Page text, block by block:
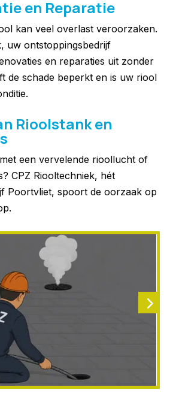
en Reparatie
kan veel overlast veroorzaken.
uw ontstoppingsbedrijf
en reparaties uit zonder
de schade beperkt en is uw riool
Rioolstank en
een vervelende rioollucht of
CPZ Riooltechniek, hét
Poortvliet, spoort de oorzaak op